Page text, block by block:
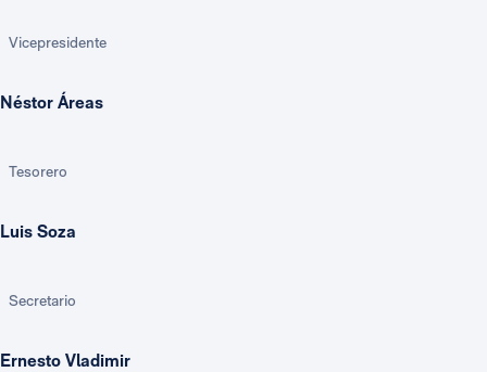
Vicepresidente
Néstor Áreas
Tesorero
Luis Soza
Secretario
Ernesto Vladimir